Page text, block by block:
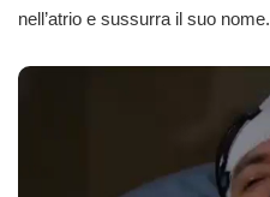
nell’atrio e sussurra il suo nome.